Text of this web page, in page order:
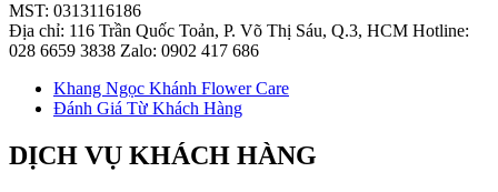
MST: 0313116186
Địa chỉ: 116 Trần Quốc Toản, P. Võ Thị Sáu, Q.3, HCM Hotline:
028 6659 3838 Zalo: 0902 417 686
Khang Ngọc Khánh Flower Care
Đánh Giá Từ Khách Hàng
DỊCH VỤ KHÁCH HÀNG